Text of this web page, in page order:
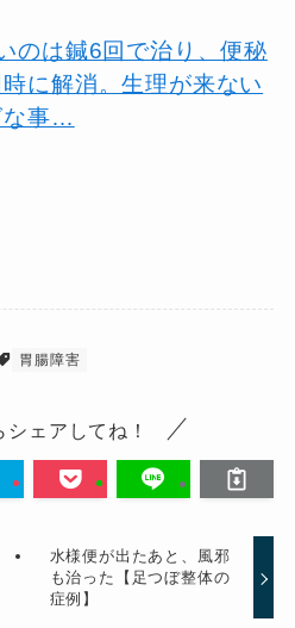
のは鍼6回で治り、便秘
に解消。生理が来ない
な事…
胃腸障害
シェアしてね！
水様便が出たあと、風邪
も治った【足つぼ整体の
症例】